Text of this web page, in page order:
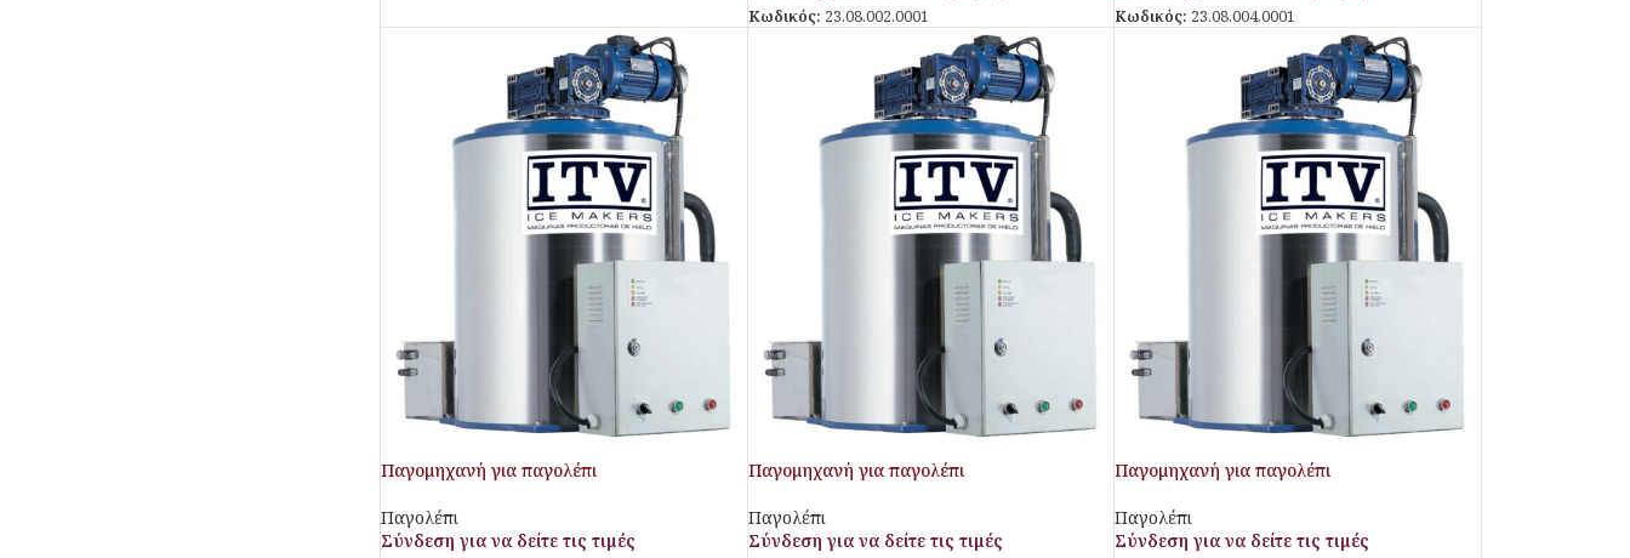
Κωδικός: 23.08.002.0001 Κωδικός: 23.08.004.0001
Παγομηχανή για παγολέπι
Παγολέπι
Σύνδεση για να δείτε τις τιμές
Παγομηχανή για παγολέπι
Παγολέπι
Σύνδεση για να δείτε τις τιμές
Παγομηχανή για παγολέπι
Παγολέπι
Σύνδεση για να δείτε τις τιμές